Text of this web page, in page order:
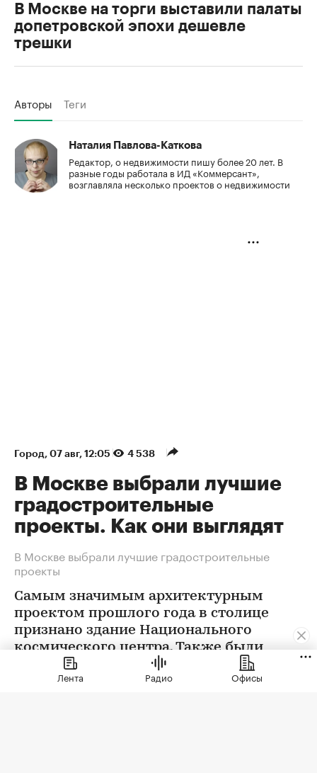
В Москве на торги выставили палаты
допетровской эпохи дешевле
трешки
Авторы Теги
Наталия Павлова-Каткова
Редактор, о недвижимости пишу более 20 лет. В
разные годы работала в ИД «Коммерсант»,
возглавляла несколько проектов о недвижимости
Город 07 авг, 12:05 4 538
В Москве выбрали лучшие
градостроительные
проекты. Как они выглядят
В Москве выбрали лучшие градостроительные
проекты
Самым значимым архитектурным
проектом прошлого года в столице
признано здание Национального
космического центра. Также были
определены победители еще в 12
номинациях
Лента Радио Офисы